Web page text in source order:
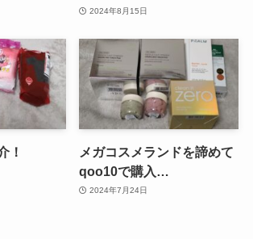
2024年8月15日
！
メガコスメランドを諦めて
qoo10で購入…
2024年7月24日